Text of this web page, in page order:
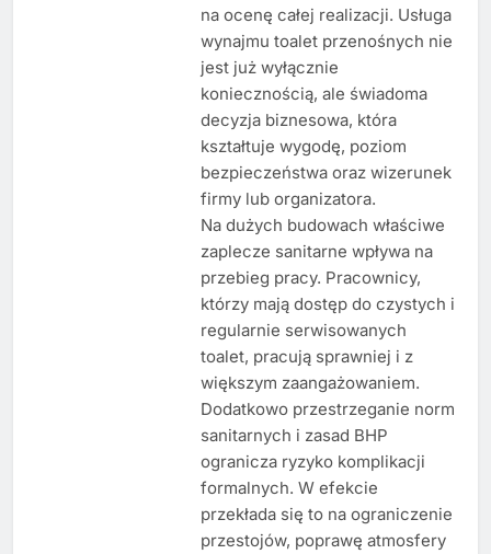
na ocenę całej realizacji. Usługa
wynajmu toalet przenośnych nie
jest już wyłącznie
koniecznością, ale świadoma
decyzja biznesowa, która
kształtuje wygodę, poziom
bezpieczeństwa oraz wizerunek
firmy lub organizatora.
Na dużych budowach właściwe
zaplecze sanitarne wpływa na
przebieg pracy. Pracownicy,
którzy mają dostęp do czystych i
regularnie serwisowanych
toalet, pracują sprawniej i z
większym zaangażowaniem.
Dodatkowo przestrzeganie norm
sanitarnych i zasad BHP
ogranicza ryzyko komplikacji
formalnych. W efekcie
przekłada się to na ograniczenie
przestojów, poprawę atmosfery